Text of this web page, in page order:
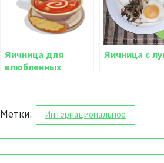
Яичница для
влюбленных
Яичница с
Метки: Интернациональное